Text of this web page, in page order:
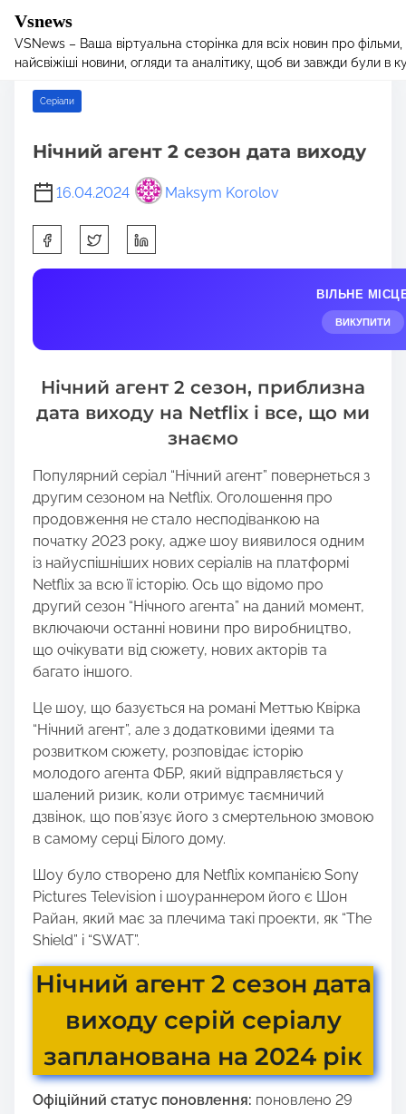
Vsnews
VSNews – Ваша віртуальна сторінка для всіх новин про
найсвіжіші новини, огляди та аналітику, щоб ви завжди були в
Home/Серіали/ Нічний агент 2 сезон дата виходу
Серіали
Нічний агент 2 сезон дата виходу
16.04.2024 Maksym Korolov
h
a
t
s
s
t
o
n
:
ВІЛЬНЕ
ВИКУПИТИ
Нічний агент 2 сезон, приблизна
дата виходу на Netflix і все, що ми
знаємо
Популярний серіал “Нічний агент” повернеться з
другим сезоном на Netflix. Оголошення про
продовження не стало несподіванкою на
початку 2023 року, адже шоу виявилося одним
із найуспішніших нових серіалів на платформі
Netflix за всю її історію. Ось що відомо про
другий сезон “Нічного агента” на даний момент,
включаючи останні новини про виробництво,
що очікувати від сюжету, нових акторів та
багато іншого.
Це шоу, що базується на романі Меттью Квірка
“Нічний агент”, але з додатковими ідеями та
розвитком сюжету, розповідає історію
молодого агента ФБР, який відправляється у
шалений ризик, коли отримує таємничий
дзвінок, що пов’язує його з смертельною змовою
в самому серці Білого дому.
Шоу було створено для Netflix компанією Sony
Pictures Television і шоураннером його є Шон
Райан, який має за плечима такі проекти, як “The
Shield” і “SWAT”.
Нічний агент 2 сезон дата
виходу серій серіалу
запланована на 2024 рік
Офіційний статус поновлення: поновлено 29